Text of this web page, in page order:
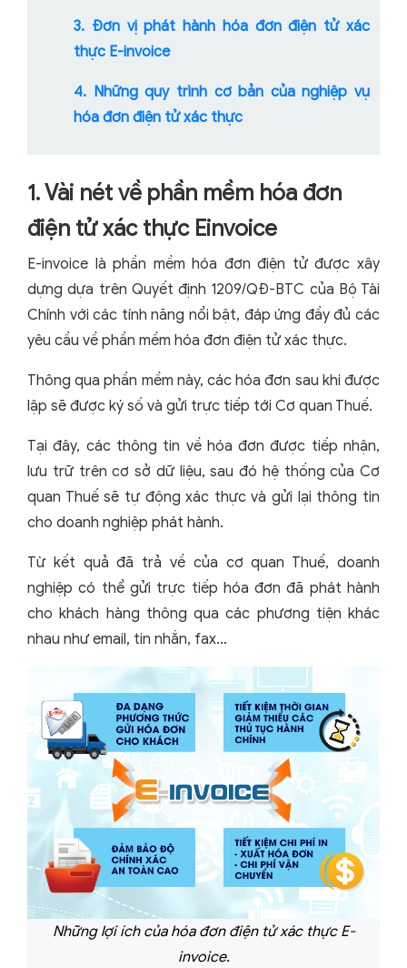
3. Đơn vị phát hành hóa đơn điện tử xác
thực E-invoice
4. Những quy trình cơ bản của nghiệp vụ
hóa đơn điện tử xác thực
1. Vài nét về phần mềm hóa đơn
điện tử xác thực Einvoice
E-invoice là phần mềm hóa đơn điện tử được xây
dựng dựa trên Quyết định 1209/QĐ-BTC của Bộ Tài
Chính với các tính năng nổi bật, đáp ứng đầy đủ các
yêu cầu về phần mềm hóa đơn điện tử xác thực.
Thông qua phần mềm này, các hóa đơn sau khi được
lập sẽ được ký số và gửi trực tiếp tới Cơ quan Thuế.
Tại đây, các thông tin về hóa đơn được tiếp nhận,
lưu trữ trên cơ sở dữ liệu, sau đó hệ thống của Cơ
quan Thuế sẽ tự động xác thực và gửi lại thông tin
cho doanh nghiệp phát hành.
Từ kết quả đã trả về của cơ quan Thuế, doanh
nghiệp có thể gửi trực tiếp hóa đơn đã phát hành
cho khách hàng thông qua các phương tiện khác
nhau như email, tin nhắn, fax…
Những lợi ích của hóa đơn điện tử xác thực E-
invoice.